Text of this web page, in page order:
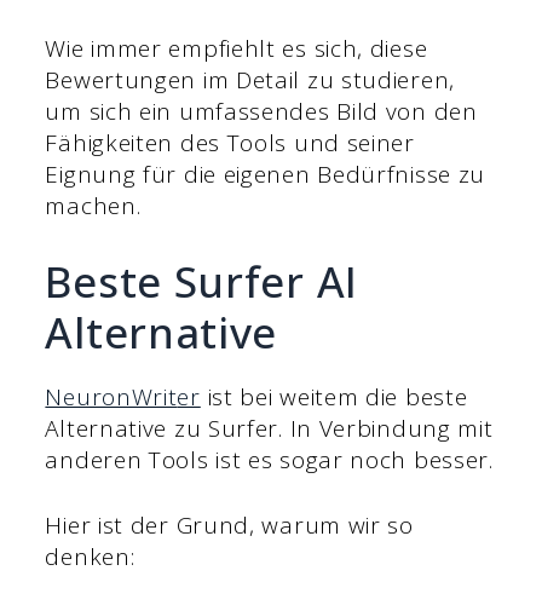
Wie immer empfiehlt es sich, diese
Bewertungen im Detail zu studieren,
um sich ein umfassendes Bild von den
Fähigkeiten des Tools und seiner
Eignung für die eigenen Bedürfnisse zu
machen.
Beste Surfer AI
Alternative
NeuronWriter ist bei weitem die beste
Alternative zu Surfer. In Verbindung mit
anderen Tools ist es sogar noch besser.
Hier ist der Grund, warum wir so
denken: